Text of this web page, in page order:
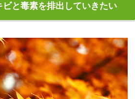
と毒素を排出していきたい